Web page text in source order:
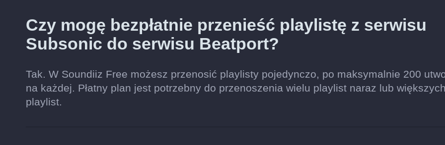
Czy mogę bezpłatnie przenieść playlistę z serwisu
Subsonic do serwisu Beatport?
Tak. W Soundiiz Free możesz przenosić playlisty pojedynczo, po maksymalnie 200
na każdej. Płatny plan jest potrzebny do przenoszenia wielu playlist naraz lub większych
playlist.